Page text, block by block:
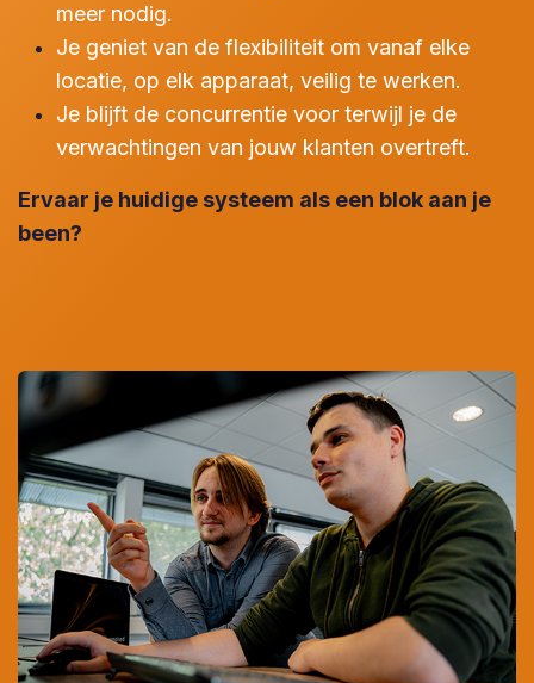
meer nodig.
Je geniet van de flexibiliteit om vanaf elke
locatie, op elk apparaat, veilig te werken.
Je blijft de concurrentie voor terwijl je de
verwachtingen van jouw klanten overtreft.
Ervaar je huidige systeem als een blok aan je
been?